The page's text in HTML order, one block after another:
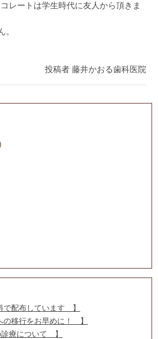
レートは学生時代に友人から頂きま
投稿者 藤井かおる歯科医院
で配布しています 】
の移行をお早めに！ 】
療について 】